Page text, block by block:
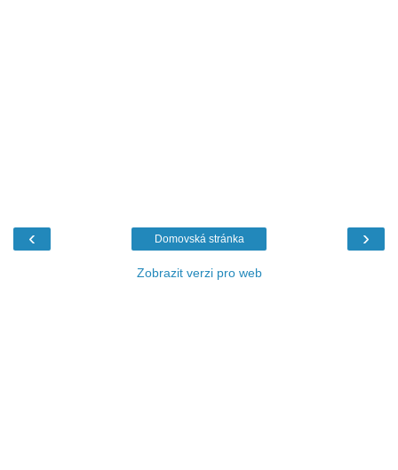
‹ ›
Domovská stránka
Zobrazit verzi pro web